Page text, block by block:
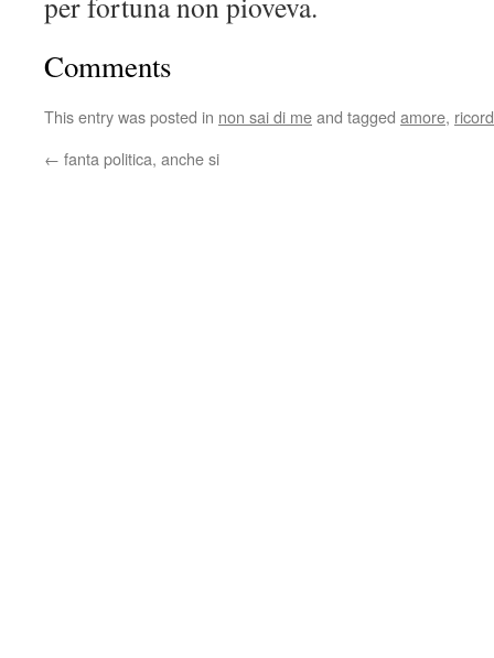
Comments
This entry was posted in non sai di meand tagged amore,
← fanta politica, anche si